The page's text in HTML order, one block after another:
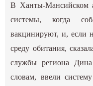
В Ханты-Мансийском
системы, когда
вакцинируют, и, если
среду обитания,
службы региона
словам, ввели